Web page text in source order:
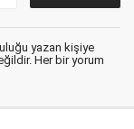
yazan kişiye
Her bir yorum